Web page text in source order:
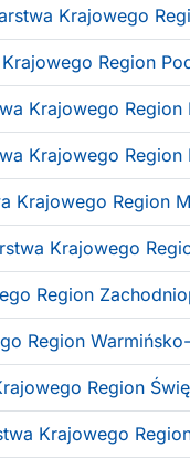
Krajowego
Region
Krajowego Region
Krajowego Region
Krajowego Region
Krajowego
Region
Region
Region
Krajowego